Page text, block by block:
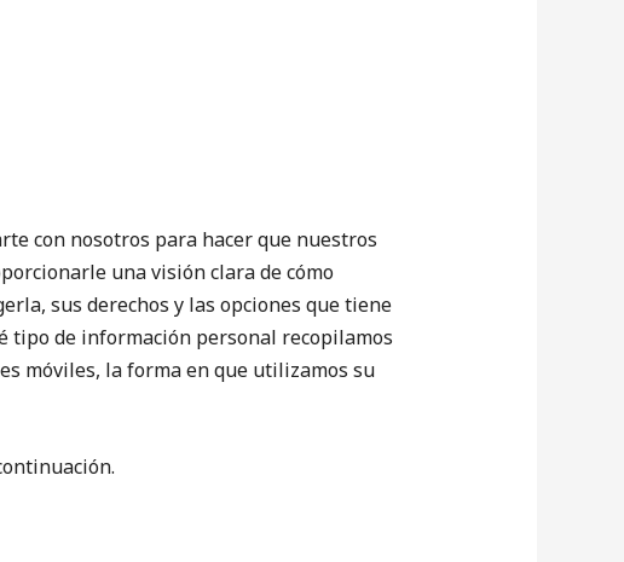
con nosotros para hacer que nuestros
una visión clara de cómo
sus derechos y las opciones que tiene
tipo de información personal recopilamos
móviles, la forma en que utilizamos su